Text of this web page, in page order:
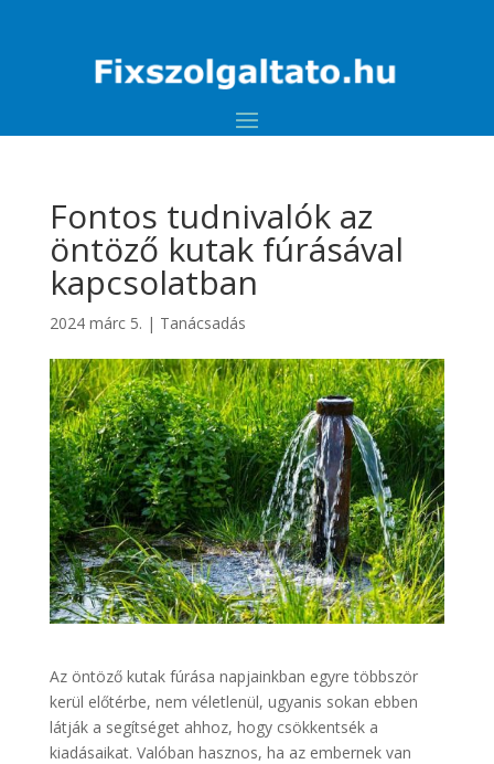
Fontos tudnivalók az
öntöző kutak fúrásával
kapcsolatban
2024 márc 5. | Tanácsadás
Az öntöző kutak fúrása napjainkban egyre többször
kerül előtérbe, nem véletlenül, ugyanis sokan ebben
látják a segítséget ahhoz, hogy csökkentsék a
kiadásaikat. Valóban hasznos, ha az embernek van